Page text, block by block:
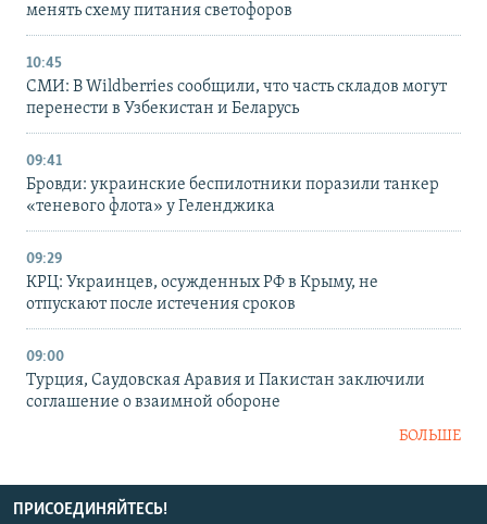
менять схему питания светофоров
10:45
СМИ: В Wildberries сообщили, что часть складов могут
перенести в Узбекистан и Беларусь
09:41
Бровди: украинские беспилотники поразили танкер
«теневого флота» у Геленджика
09:29
КРЦ: Украинцев, осужденных РФ в Крыму, не
отпускают после истечения сроков
09:00
Турция, Саудовская Аравия и Пакистан заключили
соглашение о взаимной обороне
БОЛЬШЕ
ПРИСОЕДИНЯЙТЕСЬ!